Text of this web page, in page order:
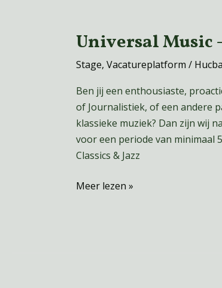
Universal Music
Stage, Vacatureplatform /
Ben jij een enthousiaste,
of Journalistiek, of een andere
klassieke muziek? Dan zijn wij
voor een periode van minimaal
Classics & Jazz
Universal
–
Stagiair(e)
Classics
&
Jazz
Meer lezen »